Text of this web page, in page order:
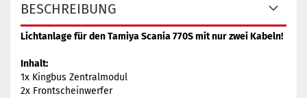
BESCHREIBUNG
Lichtanlage für den Tamiya Scania 770S mit nur zwei Kabeln!
Inhalt:
1x Kingbus Zentralmodul
2x Frontscheinwerfer